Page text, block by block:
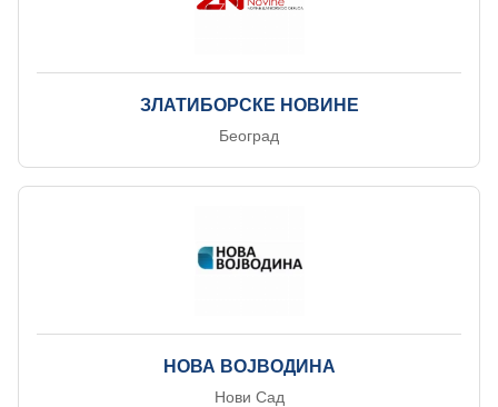
ЗЛАТИБОРСКЕ НОВИНЕ
Београд
НОВА ВОЈВОДИНА
Нови Сад